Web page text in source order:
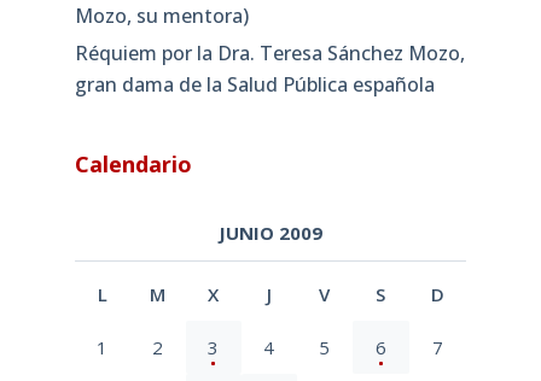
Mozo, su mentora)
Réquiem por la Dra. Teresa Sánchez Mozo,
gran dama de la Salud Pública española
Calendario
JUNIO 2009
L M X J V S D
1 2 3 4 5 6 7